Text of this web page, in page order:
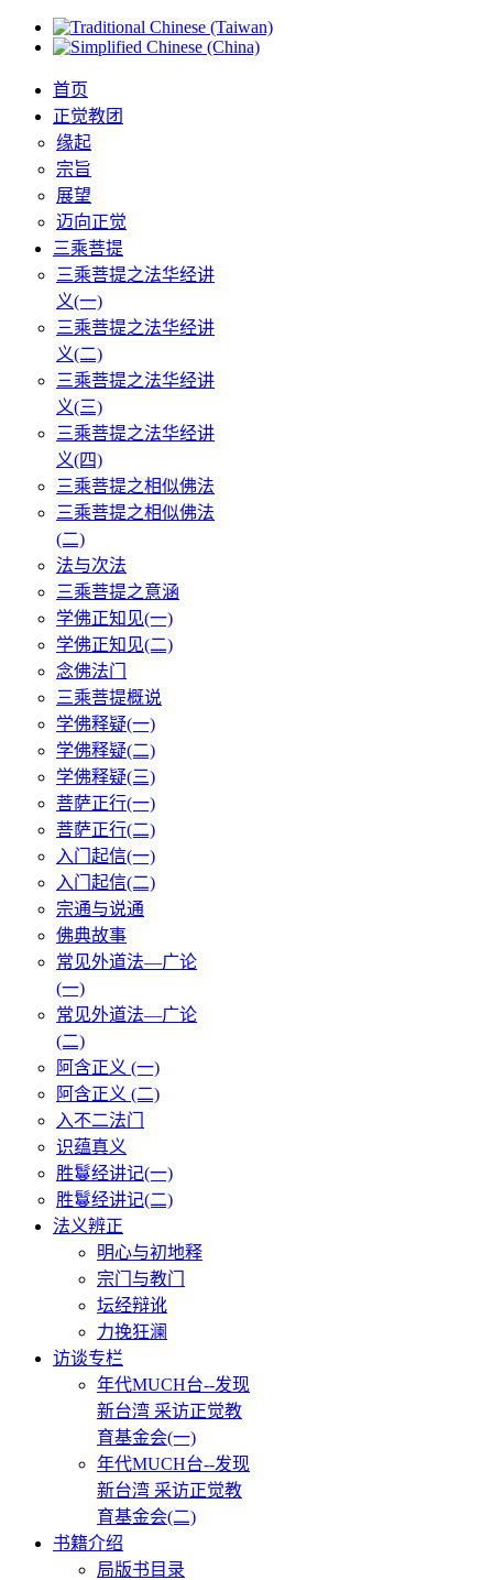
首页
正觉教团
缘起
宗旨
展望
迈向正觉
三乘菩提
三乘菩提之法华经讲
义(一)
三乘菩提之法华经讲
义(二)
三乘菩提之法华经讲
义(三)
三乘菩提之法华经讲
义(四)
三乘菩提之相似佛法
三乘菩提之相似佛法
(二)
法与次法
三乘菩提之意涵
学佛正知见(一)
学佛正知见(二)
念佛法门
三乘菩提概说
学佛释疑(一)
学佛释疑(二)
学佛释疑(三)
菩萨正行(一)
菩萨正行(二)
入门起信(一)
入门起信(二)
宗通与说通
佛典故事
常见外道法—广论
(一)
常见外道法—广论
(二)
阿含正义 (一)
阿含正义 (二)
入不二法门
识蕴真义
胜鬘经讲记(一)
胜鬘经讲记(二)
法义辨正
明心与初地释
宗门与教门
坛经辩讹
力挽狂澜
访谈专栏
年代MUCH台--发现
新台湾 采访正觉教
育基金会(一)
年代MUCH台--发现
新台湾 采访正觉教
育基金会(二)
书籍介绍
局版书目录